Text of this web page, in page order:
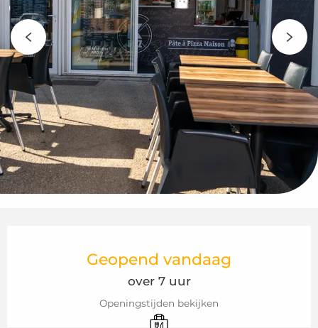
Geopend vandaag
over 7 uur
Openingstijden bekijken
Afhaalmaaltijden